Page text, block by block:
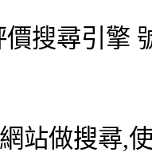
價搜尋引擎
站做搜尋,